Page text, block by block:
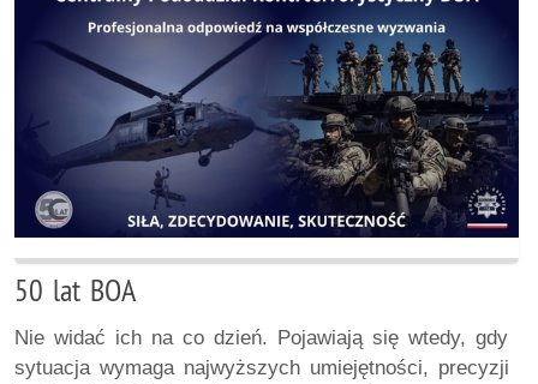
50 lat BOA
Nie widać ich na co dzień. Pojawiają się wtedy, gdy
sytuacja wymaga najwyższych umiejętności, precyzji